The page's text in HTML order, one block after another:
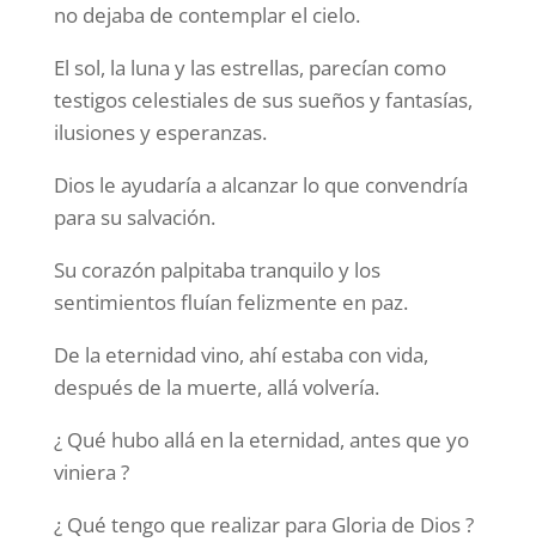
no dejaba de contemplar el cielo.
El sol, la luna y las estrellas, parecían como
testigos celestiales de sus sueños y fantasías,
ilusiones y esperanzas.
Dios le ayudaría a alcanzar lo que convendría
para su salvación.
Su corazón palpitaba tranquilo y los
sentimientos fluían felizmente en paz.
De la eternidad vino, ahí estaba con vida,
después de la muerte, allá volvería.
¿ Qué hubo allá en la eternidad, antes que yo
viniera ?
¿ Qué tengo que realizar para Gloria de Dios ?